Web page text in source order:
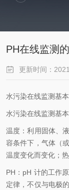
PH在线监测
更新时间：
水污染在线监测基
水污染在线监测基
温度：利用固体、
容条件下，气体（
温度变化而变化；
PH ： pH 计的工作
定律，不仅与电极